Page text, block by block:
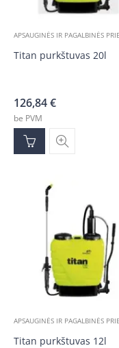
Titan purkštuvas 20l
126,84€
be PVM
Titan purkštuvas 12l